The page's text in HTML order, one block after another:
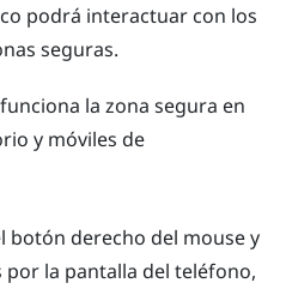
podrá interactuar con los
seguras.
la zona segura en
y móviles de
botón derecho del mouse y
la pantalla del teléfono,